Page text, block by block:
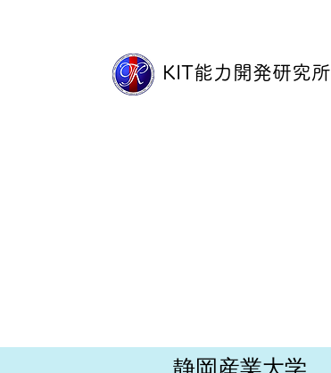
​KIT能力開発研究所